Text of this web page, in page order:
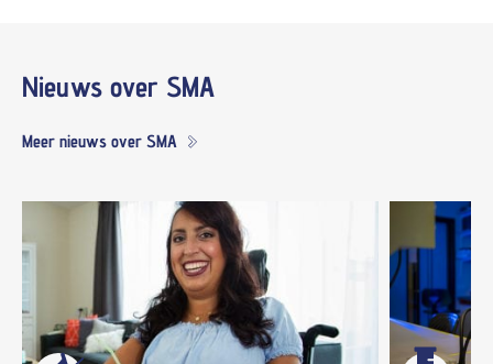
Nieuws over SMA
Meer nieuws over SMA